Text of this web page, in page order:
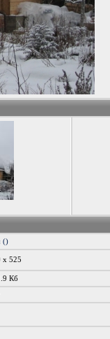
()
x 525
Кб